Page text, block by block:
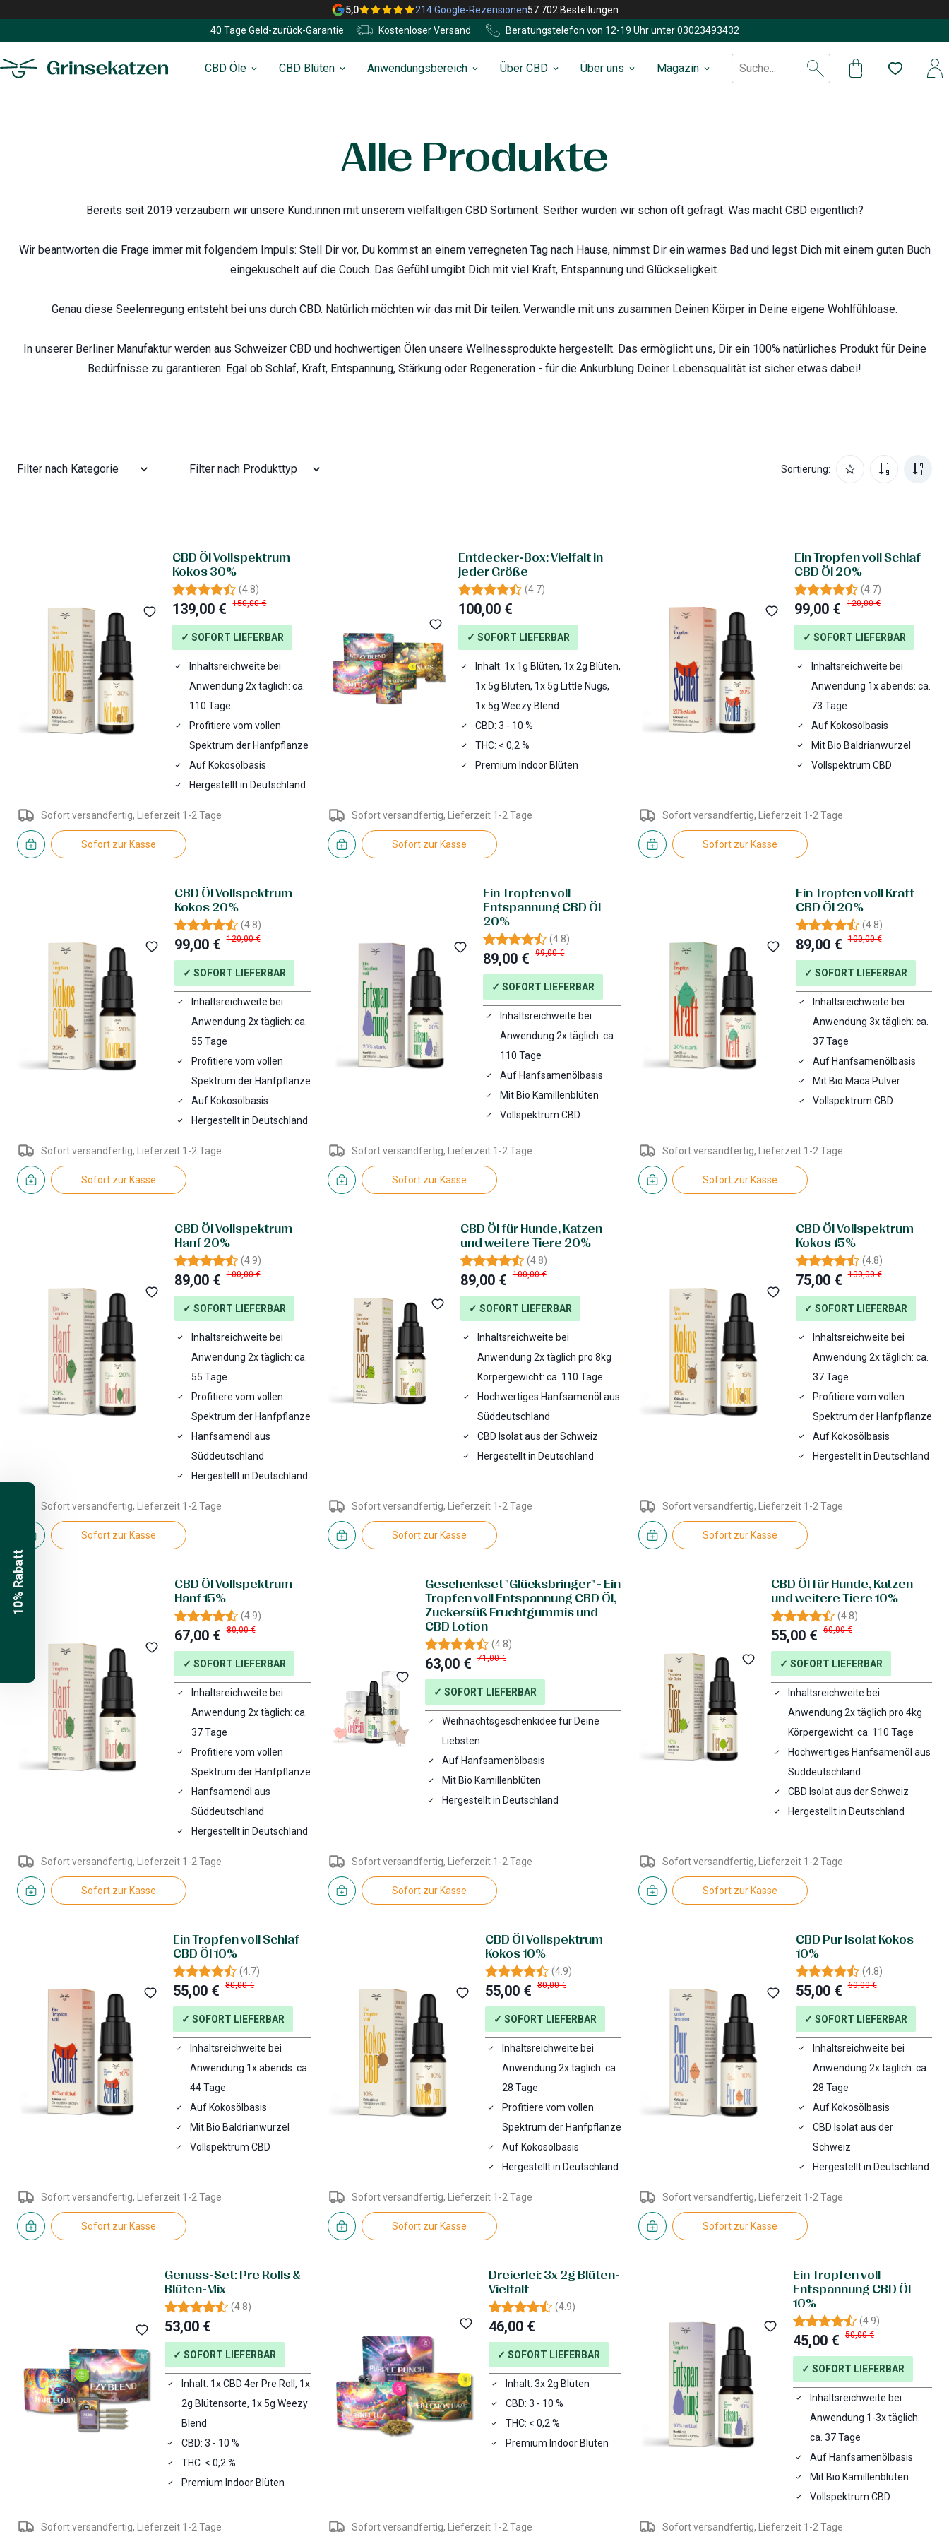
5,0 214 Google-Rezensionen57.702 Bestellungen
40 Tage Geld-zurück-Garantie
Kostenloser Versand Beratungstelefon von 12-19 Uhr unter 03023493432
CBD Öle CBD Blüten Anwendungsbereich Über CBD Über uns Magazin Suche...
Alle Produkte
Bereits seit 2019 verzaubern wir unsere Kund:innen mit unserem vielfältigen CBD Sortiment. Seither wurden wir schon oft gefragt: Was macht CBD eigentlich?
Wir beantworten die Frage immer mit folgendem Impuls: Stell Dir vor, Du kommst an einem verregneten Tag nach Hause, nimmst Dir ein warmes Bad und legst Dich mit einem guten Buch
eingekuschelt auf die Couch. Das Gefühl umgibt Dich mit viel Kraft, Entspannung und Glückseligkeit.
Genau diese Seelenregung entsteht bei uns durch CBD. Natürlich möchten wir das mit Dir teilen. Verwandle mit uns zusammen Deinen Körper in Deine eigene Wohlfühloase.
In unserer Berliner Manufaktur werden aus Schweizer CBD und hochwertigen Ölen unsere Wellnessprodukte hergestellt. Das ermöglicht uns, Dir ein 100% natürliches Produkt für Deine
Bedürfnisse zu garantieren. Egal ob Schlaf, Kraft, Entspannung, Stärkung oder Regeneration - für die Ankurblung Deiner Lebensqualität ist sicher etwas dabei!
Sortierung:
CBD Öl Vollspektrum
Kokos 30%
(4.8)
139,00 € 150,00 €
✓ SOFORT LIEFERBAR
Inhaltsreichweite bei
Anwendung 2x täglich: ca.
110 Tage
Profitiere vom vollen
Spektrum der Hanfpflanze
Auf Kokosölbasis
Hergestellt in Deutschland
Sofort versandfertig, Lieferzeit 1-2 Tage
Sofort zur Kasse
Entdecker-Box: Vielfalt in
jeder Größe
(4.7)
100,00 €
✓ SOFORT LIEFERBAR
Inhalt: 1x 1g Blüten, 1x 2g Blüten,
1x 5g Blüten, 1x 5g Little Nugs,
1x 5g Weezy Blend
CBD: 3 - 10 %
THC: < 0,2 %
Premium Indoor Blüten
Sofort versandfertig, Lieferzeit 1-2 Tage
Sofort zur Kasse
Ein Tropfen voll Schlaf
CBD Öl 20%
(4.7)
99,00 € 120,00 €
✓ SOFORT LIEFERBAR
Inhaltsreichweite bei
Anwendung 1x abends: ca.
73 Tage
Auf Kokosölbasis
Mit Bio Baldrianwurzel
Vollspektrum CBD
Sofort versandfertig, Lieferzeit 1-2 Tage
Sofort zur Kasse
CBD Öl Vollspektrum
Kokos 20%
(4.8)
99,00 € 120,00 €
✓ SOFORT LIEFERBAR
Inhaltsreichweite bei
Anwendung 2x täglich: ca.
55 Tage
Profitiere vom vollen
Spektrum der Hanfpflanze
Auf Kokosölbasis
Hergestellt in Deutschland
Sofort versandfertig, Lieferzeit 1-2 Tage
Sofort zur Kasse
Ein Tropfen voll
Entspannung CBD Öl
20%
(4.8)
89,00 € 99,00 €
✓ SOFORT LIEFERBAR
Inhaltsreichweite bei
Anwendung 2x täglich: ca.
110 Tage
Auf Hanfsamenölbasis
Mit Bio Kamillenblüten
Vollspektrum CBD
Sofort versandfertig, Lieferzeit 1-2 Tage
Sofort zur Kasse
Ein Tropfen voll Kraft
CBD Öl 20%
(4.8)
89,00 € 100,00 €
✓ SOFORT LIEFERBAR
Inhaltsreichweite bei
Anwendung 3x täglich: ca.
37 Tage
Auf Hanfsamenölbasis
Mit Bio Maca Pulver
Vollspektrum CBD
Sofort versandfertig, Lieferzeit 1-2 Tage
Sofort zur Kasse
CBD Öl Vollspektrum
Hanf 20%
(4.9)
89,00 € 100,00 €
✓ SOFORT LIEFERBAR
Inhaltsreichweite bei
Anwendung 2x täglich: ca.
55 Tage
Profitiere vom vollen
Spektrum der Hanfpflanze
Hanfsamenöl aus
Süddeutschland
Hergestellt in Deutschland
Sofort versandfertig, Lieferzeit 1-2 Tage
Sofort zur Kasse
CBD Öl für Hunde, Katzen
und weitere Tiere 20%
(4.8)
89,00 € 100,00 €
✓ SOFORT LIEFERBAR
Inhaltsreichweite bei
Anwendung 2x täglich pro 8kg
Körpergewicht: ca. 110 Tage
Hochwertiges Hanfsamenöl aus
Süddeutschland
CBD Isolat aus der Schweiz
Hergestellt in Deutschland
Sofort versandfertig, Lieferzeit 1-2 Tage
Sofort zur Kasse
CBD Öl Vollspektrum
Kokos 15%
(4.8)
75,00 € 100,00 €
✓ SOFORT LIEFERBAR
Inhaltsreichweite bei
Anwendung 2x täglich: ca.
37 Tage
Profitiere vom vollen
Spektrum der Hanfpflanze
Auf Kokosölbasis
Hergestellt in Deutschland
Sofort versandfertig, Lieferzeit 1-2 Tage
Sofort zur Kasse
CBD Öl Vollspektrum
Hanf 15%
(4.9)
67,00 € 80,00 €
✓ SOFORT LIEFERBAR
Inhaltsreichweite bei
Anwendung 2x täglich: ca.
37 Tage
Profitiere vom vollen
Spektrum der Hanfpflanze
Hanfsamenöl aus
Süddeutschland
Hergestellt in Deutschland
Sofort versandfertig, Lieferzeit 1-2 Tage
Sofort zur Kasse
Geschenkset "Glücksbringer" - Ein
Tropfen voll Entspannung CBD Öl,
Zuckersüß Fruchtgummis und
CBD Lotion
(4.8)
63,00 € 71,00 €
✓ SOFORT LIEFERBAR
Weihnachtsgeschenkidee für Deine
Liebsten
Auf Hanfsamenölbasis
Mit Bio Kamillenblüten
Hergestellt in Deutschland
Sofort versandfertig, Lieferzeit 1-2 Tage
Sofort zur Kasse
CBD Öl für Hunde, Katzen
und weitere Tiere 10%
(4.8)
55,00 € 60,00 €
✓ SOFORT LIEFERBAR
Inhaltsreichweite bei
Anwendung 2x täglich pro 4kg
Körpergewicht: ca. 110 Tage
Hochwertiges Hanfsamenöl aus
Süddeutschland
CBD Isolat aus der Schweiz
Hergestellt in Deutschland
Sofort versandfertig, Lieferzeit 1-2 Tage
Sofort zur Kasse
Ein Tropfen voll Schlaf
CBD Öl 10%
(4.7)
55,00 € 80,00 €
✓ SOFORT LIEFERBAR
Inhaltsreichweite bei
Anwendung 1x abends: ca.
44 Tage
Auf Kokosölbasis
Mit Bio Baldrianwurzel
Vollspektrum CBD
Sofort versandfertig, Lieferzeit 1-2 Tage
Sofort zur Kasse
CBD Öl Vollspektrum
Kokos 10%
(4.9)
55,00 € 80,00 €
✓ SOFORT LIEFERBAR
Inhaltsreichweite bei
Anwendung 2x täglich: ca.
28 Tage
Profitiere vom vollen
Spektrum der Hanfpflanze
Auf Kokosölbasis
Hergestellt in Deutschland
Sofort versandfertig, Lieferzeit 1-2 Tage
Sofort zur Kasse
CBD Pur Isolat Kokos
10%
(4.8)
55,00 € 60,00 €
✓ SOFORT LIEFERBAR
Inhaltsreichweite bei
Anwendung 2x täglich: ca.
28 Tage
Auf Kokosölbasis
CBD Isolat aus der
Schweiz
Hergestellt in Deutschland
Sofort versandfertig, Lieferzeit 1-2 Tage
Sofort zur Kasse
Genuss-Set: Pre Rolls &
Blüten-Mix
(4.8)
53,00 €
✓ SOFORT LIEFERBAR
Inhalt: 1x CBD 4er Pre Roll, 1x
2g Blütensorte, 1x 5g Weezy
Blend
CBD: 3 - 10 %
THC: < 0,2 %
Premium Indoor Blüten
Sofort versandfertig, Lieferzeit 1-2 Tage
Dreierlei: 3x 2g Blüten-
Vielfalt
(4.9)
46,00 €
✓ SOFORT LIEFERBAR
Inhalt: 3x 2g Blüten
CBD: 3 - 10 %
THC: < 0,2 %
Premium Indoor Blüten
Sofort versandfertig, Lieferzeit 1-2 Tage
Ein Tropfen voll
Entspannung CBD Öl
10%
(4.9)
45,00 € 50,00 €
✓ SOFORT LIEFERBAR
Inhaltsreichweite bei
Anwendung 1-3x täglich:
ca. 37 Tage
Auf Hanfsamenölbasis
Mit Bio Kamillenblüten
Vollspektrum CBD
Sofort versandfertig, Lieferzeit 1-2 Tage
10% Rabatt